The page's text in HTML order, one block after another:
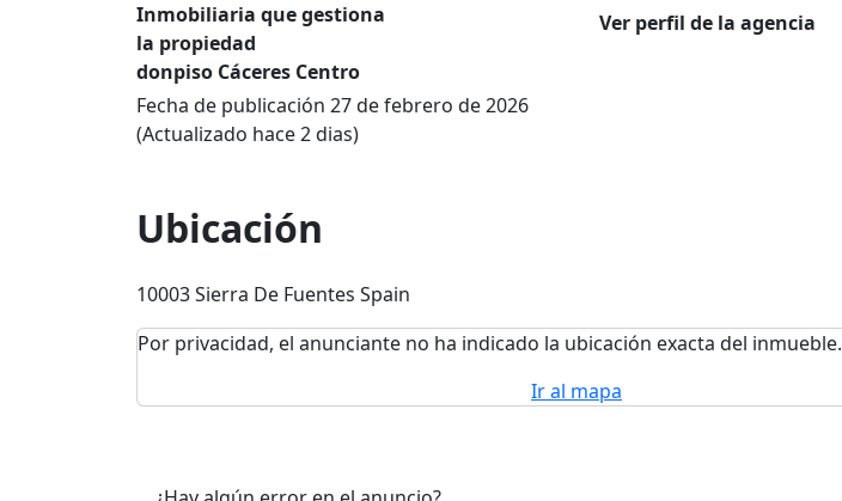
Inmobiliaria que gestiona
la propiedad
donpiso Cáceres Centro
Ver perfil de la agencia
Fecha de publicación 27 de febrero de 2026
(Actualizado hace 2 dias)
Ubicación
10003 Sierra De Fuentes Spain
Por privacidad, el anunciante no ha indicado la ubicación exacta del inmueble.
Ir al mapa